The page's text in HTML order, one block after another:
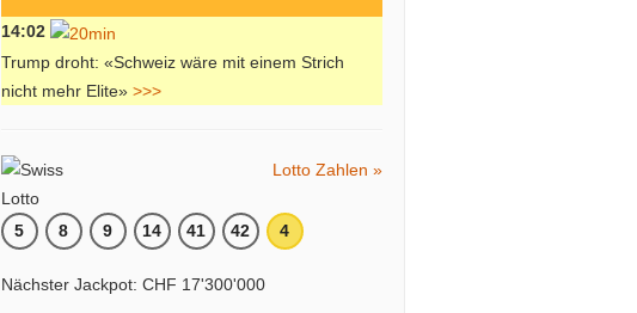
14:02
Trump droht: «Schweiz wäre mit einem Strich
nicht mehr Elite» >>>
Lotto Zahlen »
5 8 9 14 41 42 4
Nächster Jackpot: CHF 17'300'000